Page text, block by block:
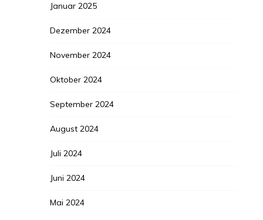
Januar 2025
Dezember 2024
November 2024
Oktober 2024
September 2024
August 2024
Juli 2024
Juni 2024
Mai 2024